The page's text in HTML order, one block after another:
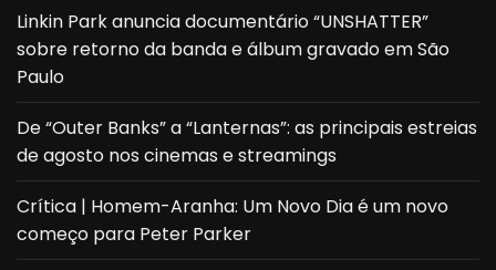
Linkin Park anuncia documentário “UNSHATTER”
sobre retorno da banda e álbum gravado em São
Paulo
De “Outer Banks” a “Lanternas”: as principais estreias
de agosto nos cinemas e streamings
Crítica | Homem-Aranha: Um Novo Dia é um novo
começo para Peter Parker